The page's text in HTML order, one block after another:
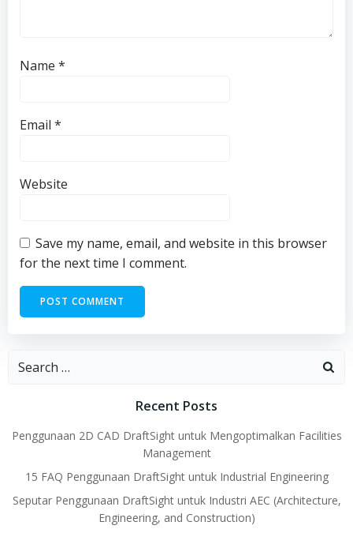
Name *
Email *
Website
Save my name, email, and website in this browser
for the next time I comment.
Search
Recent Posts
Penggunaan 2D CAD DraftSight untuk Mengoptimalkan Facilities
Management
15 FAQ Penggunaan DraftSight untuk Industrial Engineering
Seputar Penggunaan DraftSight untuk Industri AEC (Architecture,
Engineering, and Construction)